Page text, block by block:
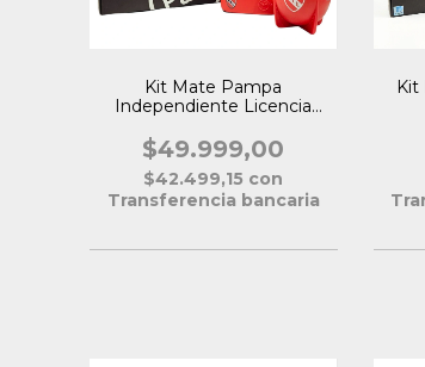
Kit Mate Pampa
Independiente Licencia
$49.999,00
$42.499,15 con
Transferencia bancaria
Kit